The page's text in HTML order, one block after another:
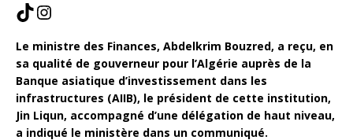
Le ministre des Finances, Abdelkrim Bouzred, a reçu, en
sa qualité de gouverneur pour l’Algérie auprès de la
Banque asiatique d’investissement dans les
infrastructures (AIIB), le président de cette institution,
Jin Liqun, accompagné d’une délégation de haut niveau,
a indiqué le ministère dans un communiqué.